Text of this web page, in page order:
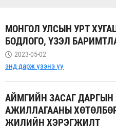
МОНГОЛ УЛСЫН УРТ
БОДЛОГО, ҮЗЭЛ
2023-05-02
энд дарж үзэнэ үү
АЙМГИЙН ЗАСАГ ДАРГЫН
АЖИЛЛАГААНЫ
ЖИЛИЙН ХЭРЭГЖИЛТ